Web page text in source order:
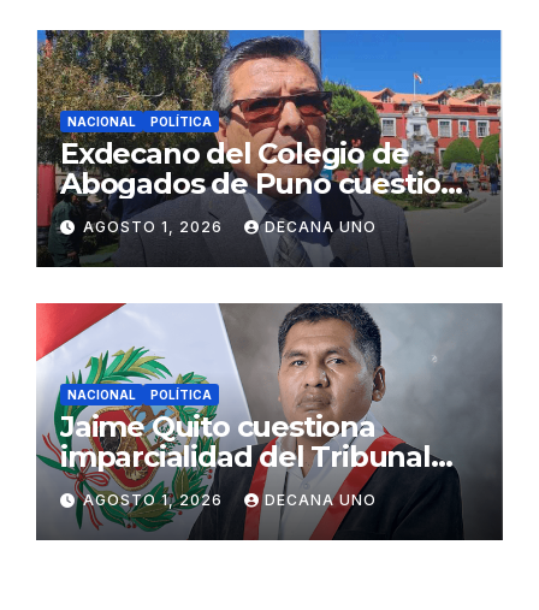
NACIONAL POLÍTICA
Exdecano del Colegio de
Abogados de Puno cuestiona
propuestas sobre seguridad
ciudadana
AGOSTO 1, 2026 DECANA UNO
NACIONAL POLÍTICA
Jaime Quito cuestiona
imparcialidad del Tribunal
Constitucional tras liberación
de Ollanta Humala
AGOSTO 1, 2026 DECANA UNO